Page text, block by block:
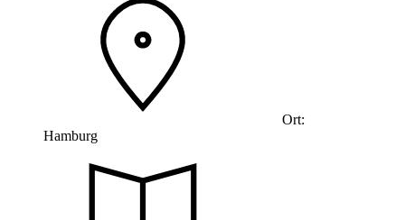
Ort:
Hamburg